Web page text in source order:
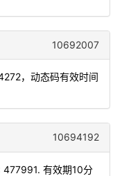
10692007
，动态码有效时间
10694192
477991. 有效期10分